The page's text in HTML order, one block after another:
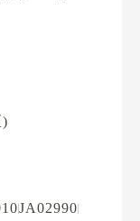
JA02990